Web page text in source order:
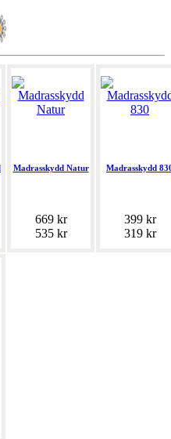
Madrasskydd Natur
669 kr
535 kr
Madrasskydd
399 kr
319 kr